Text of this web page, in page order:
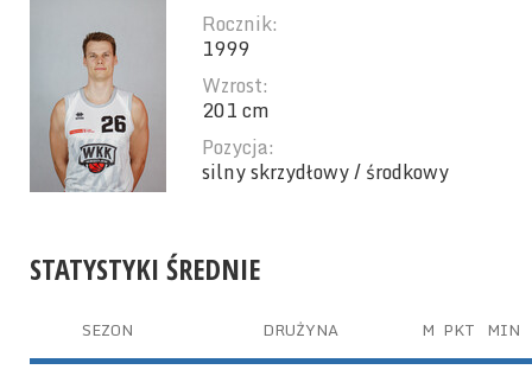
Rocznik:
1999
Wzrost:
201 cm
Pozycja:
silny skrzydłowy / środkowy
STATYSTYKI ŚREDNIE
SEZON DRUŻYNA M PKT MIN